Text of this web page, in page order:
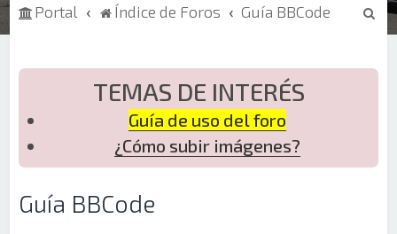
Portal Índice de Foros Guía BBCode
B
TEMAS DE INTERÉS
Guía de uso del foro
¿Cómo subir imágenes?
Guía BBCode